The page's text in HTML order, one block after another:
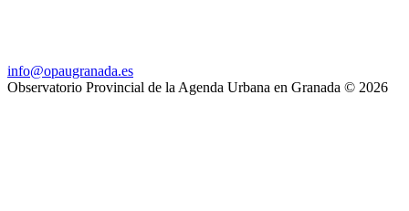
info@opaugranada.es
Observatorio Provincial de la Agenda Urbana en Granada © 2026